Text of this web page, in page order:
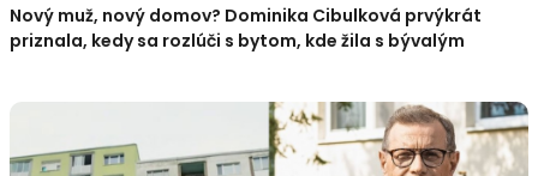
Nový muž, nový domov? Dominika Cibulková prvýkrát
priznala, kedy sa rozlúči s bytom, kde žila s bývalým